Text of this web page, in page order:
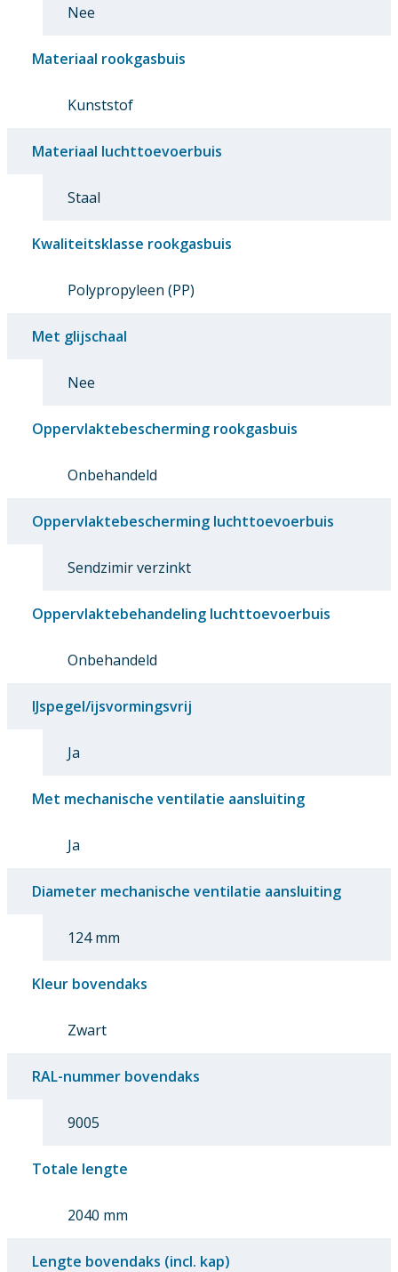
Nee
Materiaal rookgasbuis
Kunststof
Materiaal luchttoevoerbuis
Staal
Kwaliteitsklasse rookgasbuis
Polypropyleen (PP)
Met glijschaal
Nee
Oppervlaktebescherming rookgasbuis
Onbehandeld
Oppervlaktebescherming luchttoevoerbuis
Sendzimir verzinkt
Oppervlaktebehandeling luchttoevoerbuis
Onbehandeld
IJspegel/ijsvormingsvrij
Ja
Met mechanische ventilatie aansluiting
Ja
Diameter mechanische ventilatie aansluiting
124 mm
Kleur bovendaks
Zwart
RAL-nummer bovendaks
9005
Totale lengte
2040 mm
Lengte bovendaks (incl. kap)